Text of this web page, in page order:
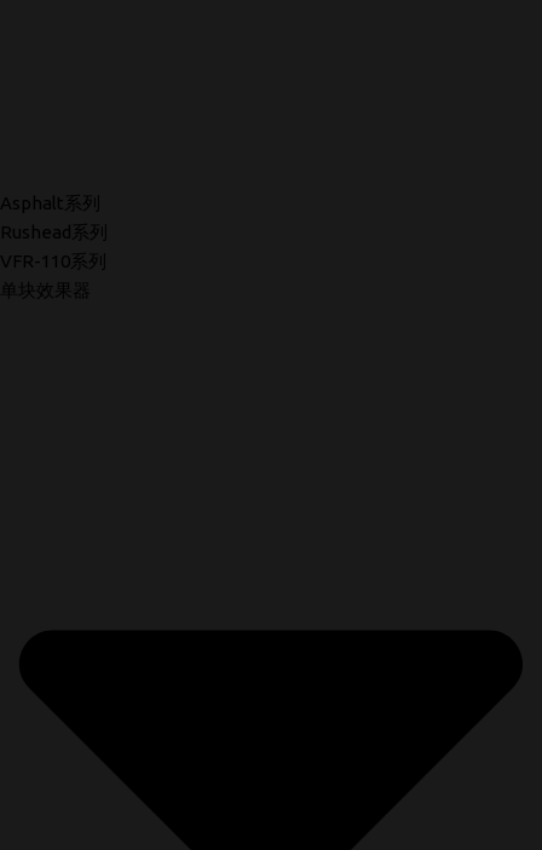
Asphalt系列
Rushead系列
VFR-110系列
单块效果器